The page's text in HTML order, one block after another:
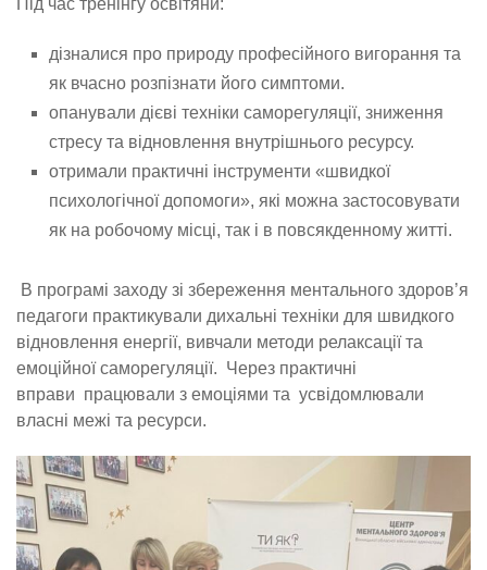
Під час тренінгу освітяни:
дізналися про природу професійного вигорання та
як вчасно розпізнати його симптоми.
опанували дієві техніки саморегуляції, зниження
стресу та відновлення внутрішнього ресурсу.
отримали практичні інструменти «швидкої
психологічної допомоги», які можна застосовувати
як на робочому місці, так і в повсякденному житті.
В програмі заходу зі збереження ментального здоров’я
педагоги практикували дихальні техніки для швидкого
відновлення енергії, вивчали методи релаксації та
емоційної саморегуляції. Через практичні
вправи працювали з емоціями та усвідомлювали
власні межі та ресурси.